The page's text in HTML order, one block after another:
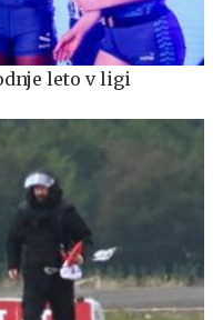
leto v ligi